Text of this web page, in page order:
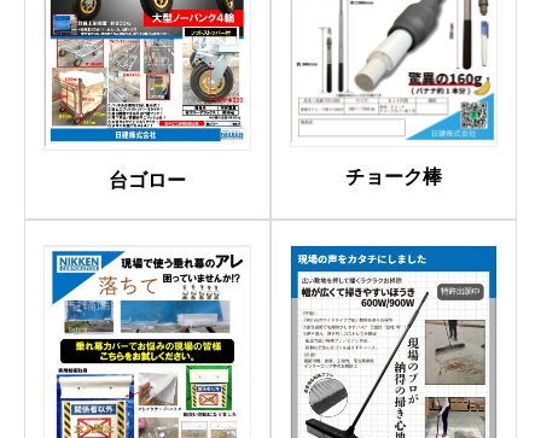
台ゴロー チョーク棒